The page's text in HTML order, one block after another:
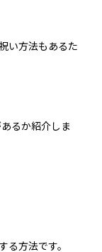
い方法もあるた
るか紹介しま
る方法です。